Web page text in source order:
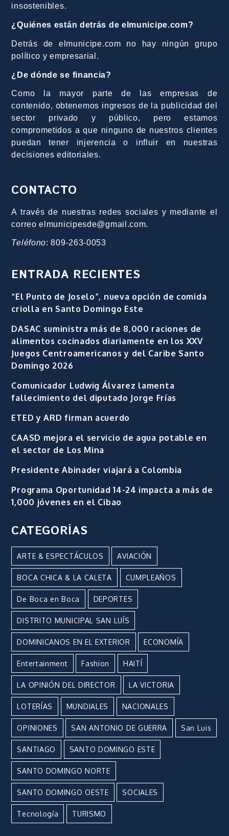
insostenibles.
¿Quiénes están detrás de elmunicipe.com?
Detrás de elmunicipe.com no hay ningún grupo
político y empresarial.
¿De dónde se financia?
Como la mayor parte de las empresas de
contenido, obtenemos ingresos de la publicidad del
sector privado y público, pero estamos
comprometidos a que ninguno de nuestros clientes
puedan tener injerencia o influir en nuestras
decisiones editoriales.
CONTACTO
A través de nuestras redes sociales y mediante el
correo elmunicipesde@gmail.com.
Teléfono: 809-263-0053
ENTRADA RECIENTES
“El Punto de Joselo”, nueva opción de comida
criolla en Santo Domingo Este
DASAC suministra más de 8,000 raciones de
alimentos cocinados diariamente en los XXV
Juegos Centroamericanos y del Caribe Santo
Domingo 2026
Comunicador Ludwig Álvarez lamenta
fallecimiento del diputado Jorge Frías
ETED y ARD firman acuerdo
CAASD mejora el servicio de agua potable en
el sector de Los Mina
Presidente Abinader viajará a Colombia
Programa Oportunidad 14-24 impacta a más de
1,000 jóvenes en el Cibao
CATEGORÍAS
ARTE & ESPECTÁCULOS AVIACIÓN
BOCA CHICA & LA CALETA CUMPLEAÑOS
De Boca en Boca DEPORTES
DISTRITO MUNICIPAL SAN LUÍS
DOMINICANOS EN EL EXTERIOR ECONOMÍA
Entertainment Fashion HAITÍ
LA OPINIÓN DEL DIRECTOR LA VICTORIA
LOTERÍAS MUNDIALES NACIONALES
OPINIONES SAN ANTONIO DE GUERRA San Luis
SANTIAGO SANTO DOMINGO ESTE
SANTO DOMINGO NORTE
SANTO DOMINGO OESTE SOCIALES
Tecnología TURISMO